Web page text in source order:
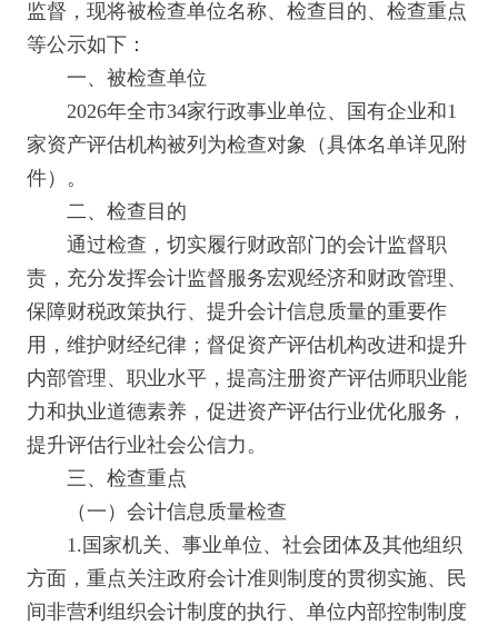
监督，现将被检查单位名称、检查目的、检查重点
等公示如下：
一、被检查单位
2026年全市34家行政事业单位、国有企业和1
家资产评估机构被列为检查对象（具体名单详见附
件）。
二、检查目的
通过检查，切实履行财政部门的会计监督职
责，充分发挥会计监督服务宏观经济和财政管理、
保障财税政策执行、提升会计信息质量的重要作
用，维护财经纪律；督促资产评估机构改进和提升
内部管理、职业水平，提高注册资产评估师职业能
力和执业道德素养，促进资产评估行业优化服务，
提升评估行业社会公信力。
三、检查重点
（一）会计信息质量检查
1.国家机关、事业单位、社会团体及其他组织
方面，重点关注政府会计准则制度的贯彻实施、民
间非营利组织会计制度的执行、单位内部控制制度